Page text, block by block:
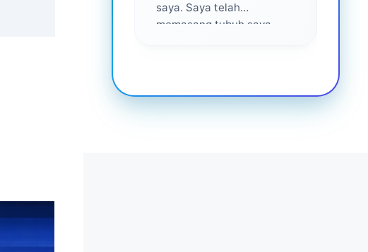
saya. Saya telah
memasang tubuh saya
dari mereka 💕